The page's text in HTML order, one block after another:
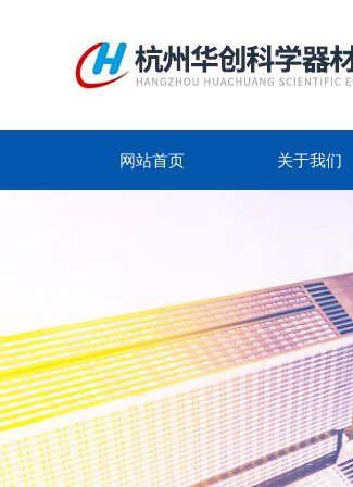
网站首页 关于我们